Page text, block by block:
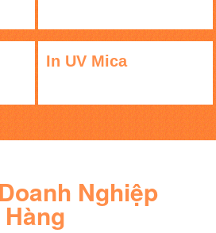
In UV Mica
Nghiệp